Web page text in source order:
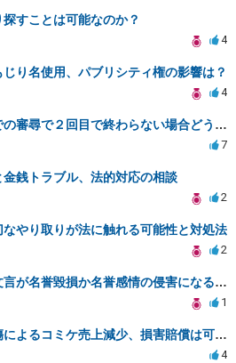
すことは可能なのか？
4
り名使用、パブリシティ権の影響は？
4
開示請求の仮処分での審尋で２回目で終わらない場合どうしたらいいですか
7
銭トラブル、法的対応の相談
2
やり取りが法に触れる可能性と対処法
2
知的障害者と言う文言が名誉毀損か名誉感情の侵害になるか教えてほしい。
1
ネットでの誹謗中傷によるコミケ売上減少、損害賠償は可能か？
4